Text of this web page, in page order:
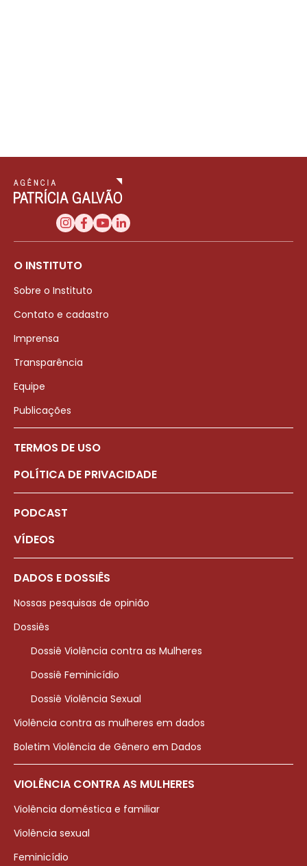
O INSTITUTO
Sobre o Instituto
Contato e cadastro
Imprensa
Transparência
Equipe
Publicações
TERMOS DE USO
POLÍTICA DE PRIVACIDADE
PODCAST
VÍDEOS
DADOS E DOSSIÊS
Nossas pesquisas de opinião
Dossiês
Dossiê Violência contra as Mulheres
Dossiê Feminicídio
Dossiê Violência Sexual
Violência contra as mulheres em dados
Boletim Violência de Gênero em Dados
VIOLÊNCIA CONTRA AS MULHERES
Violência doméstica e familiar
Violência sexual
Feminicídio